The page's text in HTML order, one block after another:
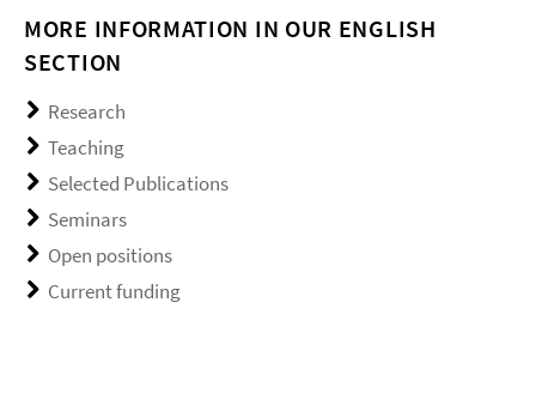
MORE INFORMATION IN OUR ENGLISH
SECTION
Research
Teaching
Selected Publications
Seminars
Open positions
Current funding